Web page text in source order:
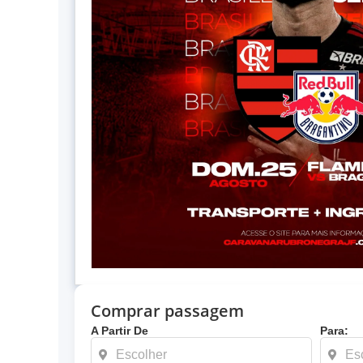
Comprar passagem
A Partir De Para: